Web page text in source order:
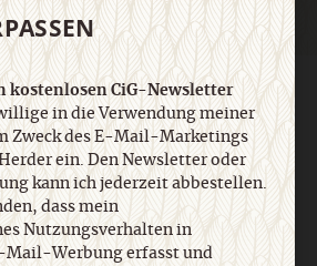
Datenschutz
Barrierefreiheit
Impressum
Abo online kündigen
kostenlosen CiG-Newsletter
in die Verwendung meiner
Zweck des E-Mail-Marketings
ein. Den Newsletter oder
kann ich jederzeit abbestellen.
dass mein
Nutzungsverhalten in
Mail-Werbung erfasst und